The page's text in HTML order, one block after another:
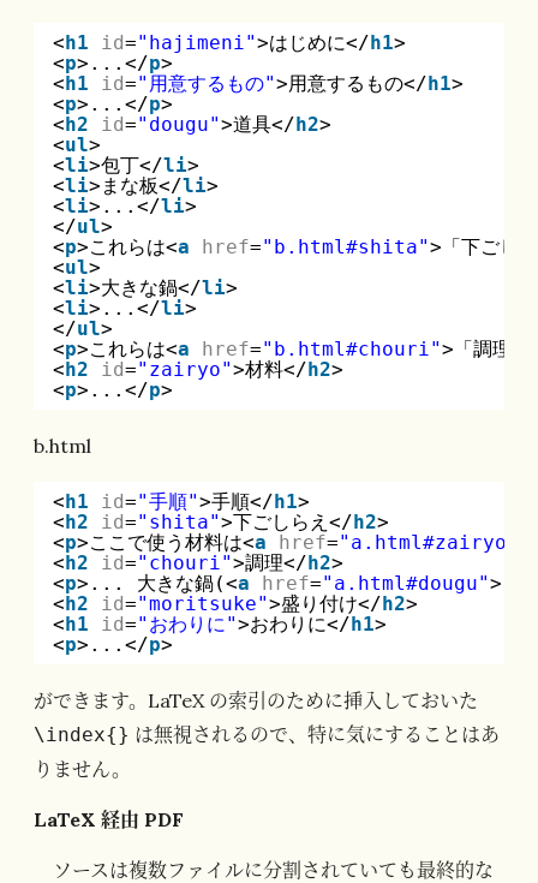
<h1 id="hajimeni">はじめに</h1>
<p>...</p>
<h1 id="用意するもの">用意するもの</h1>
<p>...</p>
<h2 id="dougu">道具</h2>
<ul>
<li>包丁</li>
<li>まな板</li>
<li>...</li>
</ul>
<p>これらは<a href="b.html#shita">「下ごし
<ul>
<li>大きな鍋</li>
<li>...</li>
</ul>
<p>これらは<a href="b.html#chouri">「調理
<h2 id="zairyo">材料</h2>
<p>...</p>
b.html
<h1 id="手順">手順</h1>
<h2 id="shita">下ごしらえ</h2>
<p>ここで使う材料は<a href="a.html#zairyo"
<h2 id="chouri">調理</h2>
<p>... 大きな鍋(<a href="a.html#dougu">「
<h2 id="moritsuke">盛り付け</h2>
<h1 id="おわりに">おわりに</h1>
<p>...</p>
ができます。LaTeX の索引のために挿入しておいた
\index{} は無視されるので、特に気にすることはあ
りません。
LaTeX 経由 PDF
ソースは複数ファイルに分割されていても最終的な